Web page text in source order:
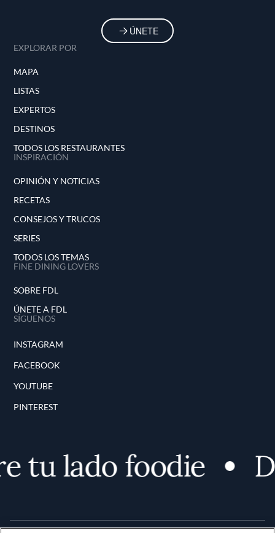
ÚNETE
EXPLORAR POR
MAPA
LISTAS
EXPERTOS
DESTINOS
TODOS LOS RESTAURANTES
INSPIRACIÓN
OPINIÓN Y NOTICIAS
RECETAS
CONSEJOS Y TRUCOS
SERIES
TODOS LOS TEMAS
FINE DINING LOVERS
SOBRE FDL
ÚNETE A FDL
SÍGUENOS
INSTAGRAM
FACEBOOK
YOUTUBE
PINTEREST
tu lado foodie